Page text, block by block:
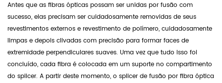
Antes que as fibras ópticas possam ser unidas por fusão com
sucesso, elas precisam ser cuidadosamente removidas de seus
revestimentos externos e revestimento de polímero, cuidadosamente
limpas e depois clivadas com precisão para formar faces de
extremidade perpendiculares suaves. Uma vez que tudo isso foi
concluído, cada fibra é colocada em um suporte no compartimento
do splicer. A partir deste momento, o splicer de fusão por fibra óptica